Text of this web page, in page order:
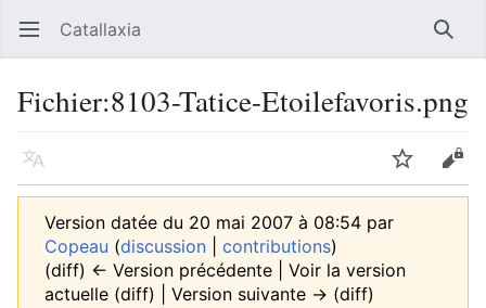
Ouvrir le menu principal Catallaxia
Fichier:8103-Tatice-Etoilefavoris.png
Langue Suivre
Version datée du 20 mai 2007 à 08:54 par
Copeau (discussion contributions)
(diff) ← Version précédente | Voir la version
actuelle (diff) | Version suivante → (diff)